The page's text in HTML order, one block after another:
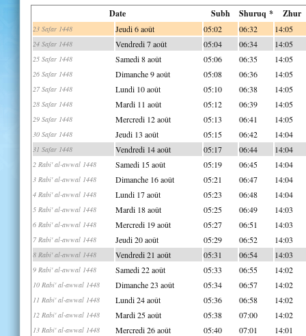
Date Subh Shuruq * Zhur
23 Safar 1448 Jeudi 6 août 05:02 06:32 14:05
24 Safar 1448 Vendredi 7 août 05:04 06:34 14:05
25 Safar 1448 Samedi 8 août 05:06 06:35 14:05
26 Safar 1448 Dimanche 9 août 05:08 06:36 14:05
27 Safar 1448 Lundi 10 août 05:10 06:38 14:05
28 Safar 1448 Mardi 11 août 05:12 06:39 14:05
29 Safar 1448 Mercredi 12 août 05:13 06:41 14:05
30 Safar 1448 Jeudi 13 août 05:15 06:42 14:04
31 Safar 1448 Vendredi 14 août 05:17 06:44 14:04
2 Rabi' al-awwal 1448 Samedi 15 août 05:19 06:45 14:04
3 Rabi' al-awwal 1448 Dimanche 16 août 05:21 06:47 14:04
4 Rabi' al-awwal 1448 Lundi 17 août 05:23 06:48 14:04
5 Rabi' al-awwal 1448 Mardi 18 août 05:25 06:49 14:03
6 Rabi' al-awwal 1448 Mercredi 19 août 05:27 06:51 14:03
7 Rabi' al-awwal 1448 Jeudi 20 août 05:29 06:52 14:03
8 Rabi' al-awwal 1448 Vendredi 21 août 05:31 06:54 14:03
9 Rabi' al-awwal 1448 Samedi 22 août 05:33 06:55 14:02
10 Rabi' al-awwal 1448 Dimanche 23 août 05:34 06:57 14:02
11 Rabi' al-awwal 1448 Lundi 24 août 05:36 06:58 14:02
12 Rabi' al-awwal 1448 Mardi 25 août 05:38 07:00 14:02
13 Rabi' al-awwal 1448 Mercredi 26 août 05:40 07:01 14:01